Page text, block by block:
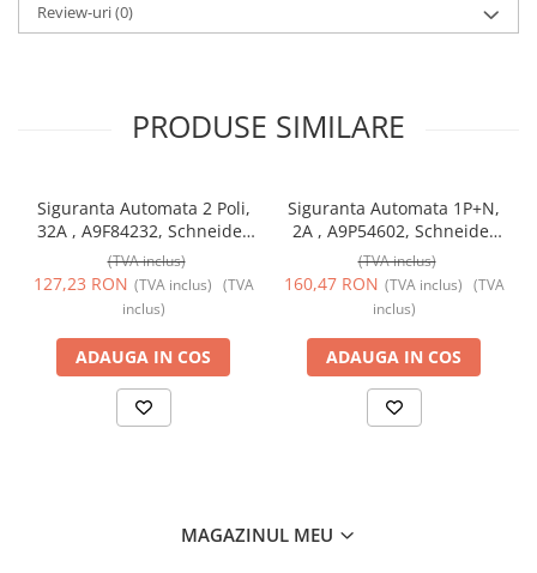
Review-uri(0)
PRODUSE SIMILARE
Siguranta Automata 2 Poli,
32A , A9F84232, Schneider
Electric
(TVA inclus)
127,23 RON (TVA inclus) (TVA
inclus)
ADAUGA IN COS
Siguranta Automata 1P+N,
2A , A9P54602, Schneider
Electric
(TVA inclus)
160,47 RON (TVA inclus) (TVA
inclus)
ADAUGA IN COS
MAGAZINUL MEU